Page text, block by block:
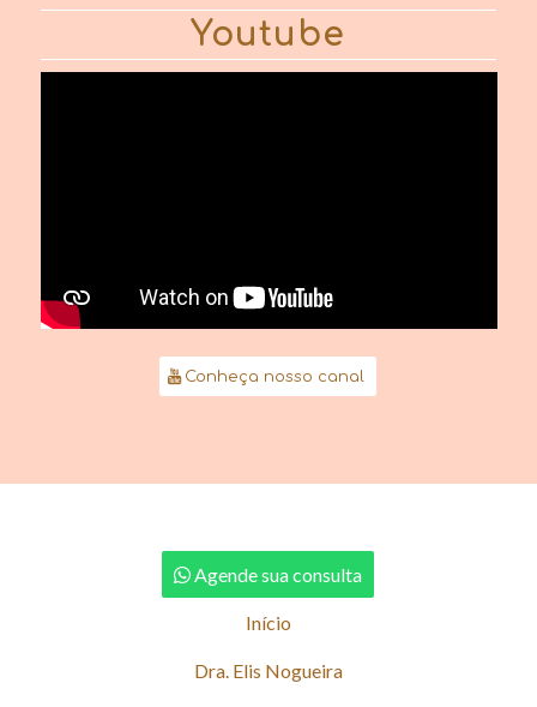
Youtube
Conheça nosso canal
Agende sua consulta
Início
Dra. Elis Nogueira